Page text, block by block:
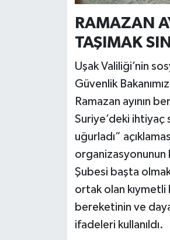
RAMAZAN
TAŞIMAK
Uşak Valiliği’nin
Güvenlik
Ramazan ayının
Suriye’deki ihtiyaç
uğurladı”
organizasyonunun
Şubesi başta
ortak olan kıymetli
bereketinin ve
ifadeleri kullanıldı.